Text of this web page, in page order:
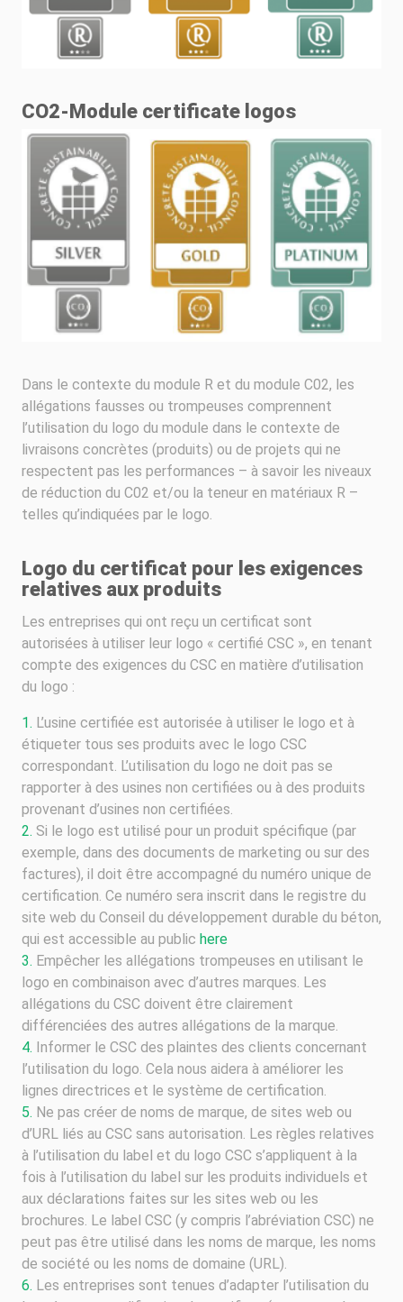
CO2-Module certificate logos
Dans le contexte du module R et du module C02, les
allégations fausses ou trompeuses comprennent
l’utilisation du logo du module dans le contexte de
livraisons concrètes (produits) ou de projets qui ne
respectent pas les performances – à savoir les niveaux
de réduction du C02 et/ou la teneur en matériaux R –
telles qu’indiquées par le logo.
Logo du certificat pour les exigences
relatives aux produits
Les entreprises qui ont reçu un certificat sont
autorisées à utiliser leur logo « certifié CSC », en tenant
compte des exigences du CSC en matière d’utilisation
du logo :
L’usine certifiée est autorisée à utiliser le logo et à
étiqueter tous ses produits avec le logo CSC
correspondant. L’utilisation du logo ne doit pas se
rapporter à des usines non certifiées ou à des produits
provenant d’usines non certifiées.
Si le logo est utilisé pour un produit spécifique (par
exemple, dans des documents de marketing ou sur des
factures), il doit être accompagné du numéro unique de
certification. Ce numéro sera inscrit dans le registre du
site web du Conseil du développement durable du béton,
qui est accessible au public here
Empêcher les allégations trompeuses en utilisant le
logo en combinaison avec d’autres marques. Les
allégations du CSC doivent être clairement
différenciées des autres allégations de la marque.
Informer le CSC des plaintes des clients concernant
l’utilisation du logo. Cela nous aidera à améliorer les
lignes directrices et le système de certification.
Ne pas créer de noms de marque, de sites web ou
d’URL liés au CSC sans autorisation. Les règles relatives
à l’utilisation du label et du logo CSC s’appliquent à la
fois à l’utilisation du label sur les produits individuels et
aux déclarations faites sur les sites web ou les
brochures. Le label CSC (y compris l’abréviation CSC) ne
peut pas être utilisé dans les noms de marque, les noms
de société ou les noms de domaine (URL).
Les entreprises sont tenues d’adapter l’utilisation du